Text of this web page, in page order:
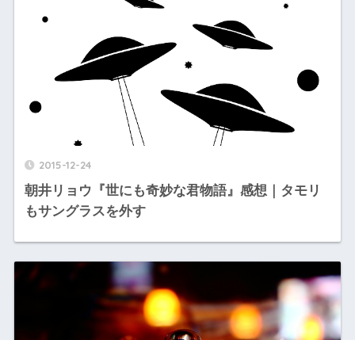
2015-12-24
朝井リョウ『世にも奇妙な君物語』感想｜タモリ
もサングラスを外す